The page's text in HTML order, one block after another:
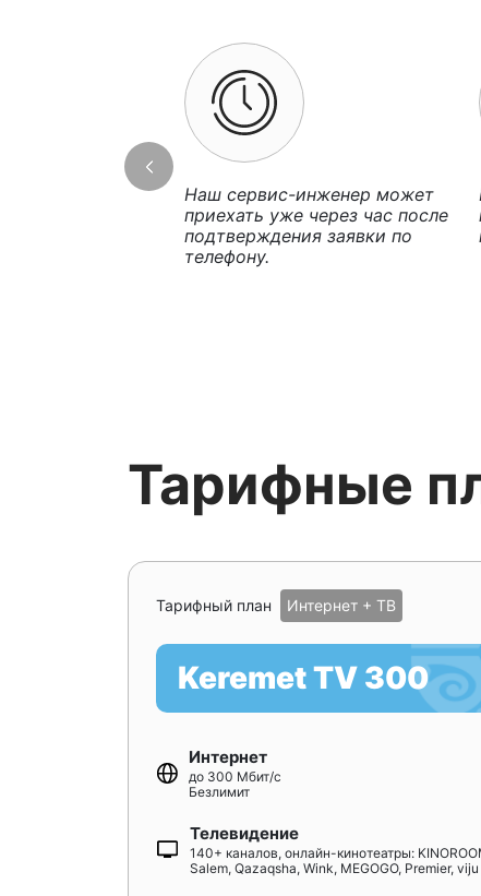
Наш сервис-инженер может
приехать уже через час после
подтверждения заявки по
телефону.
Тарифные
Тарифный план Интернет + ТВ
Keremet TV 300
Интернет
до 300 Мбит/с
Безлимит
Телевидение
140+ каналов, онлайн-кинотеатры:
Salem, Qazaqsha, Wink, MEGOGO, Premier, viju